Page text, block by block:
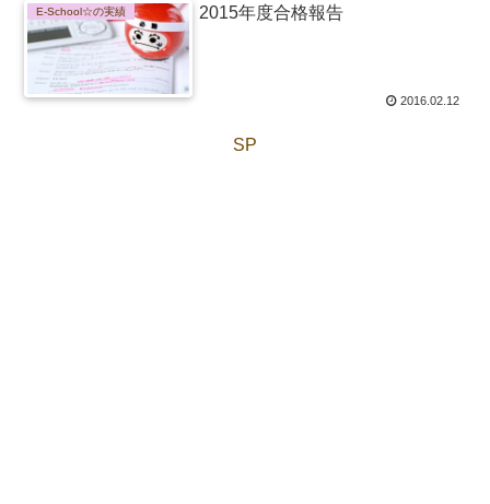
E-School☆の実績 2015年度合格報告
2016.02.12
SP